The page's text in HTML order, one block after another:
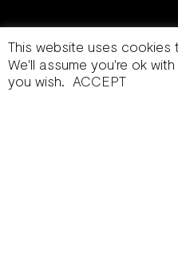
This website uses cookies
We'll assume you're ok
you wish. ACCEPT